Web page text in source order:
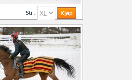
Str :